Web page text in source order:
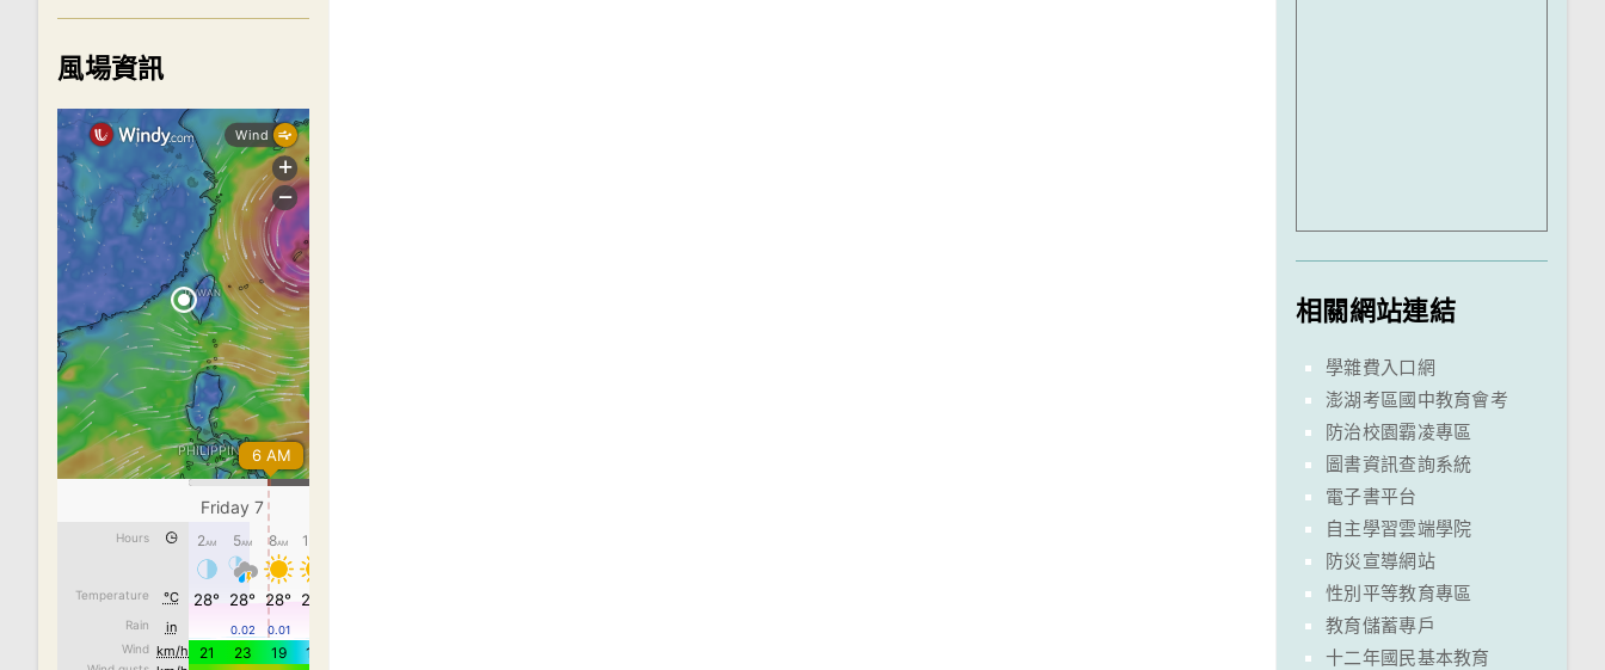
風場資訊
相關網站連結
學雜費入口網
澎湖考區國中教育會考
防治校園霸凌專區
圖書資訊查詢系統
電子書平台
自主學習雲端學院
防災宣導網站
性別平等教育專區
教育儲蓄專戶
十二年國民基本教育